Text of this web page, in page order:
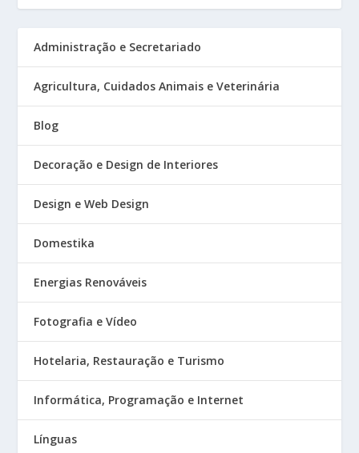
Administração e Secretariado
Agricultura, Cuidados Animais e Veterinária
Blog
Decoração e Design de Interiores
Design e Web Design
Domestika
Energias Renováveis
Fotografia e Vídeo
Hotelaria, Restauração e Turismo
Informática, Programação e Internet
Línguas